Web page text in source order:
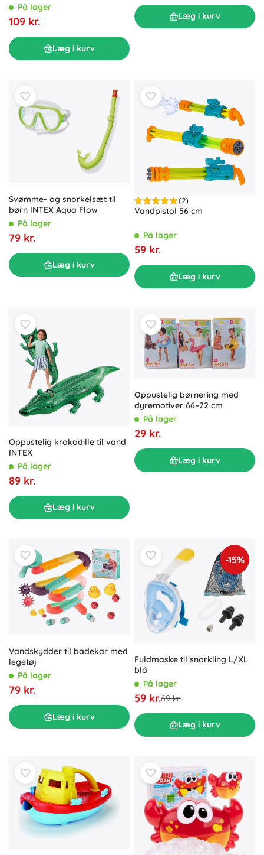
På lager
109 kr.
Læg i kurv
Læg i kurv
Svømme- og snorkelsæt til
børn INTEX Aqua Flow
På lager
79 kr.
Læg i kurv
(2)
Vandpistol 56 cm
På lager
59 kr.
Læg i kurv
Oppustelig krokodille til vand
INTEX
På lager
89 kr.
Læg i kurv
Oppustelig børnering med
dyremotiver 66–72 cm
På lager
29 kr.
Læg i kurv
Vandskydder til badekar med
legetøj
På lager
79 kr.
Læg i kurv
-15%
Fuldmaske til snorkling L/XL
blå
På lager
59 kr.69 kr.
Læg i kurv